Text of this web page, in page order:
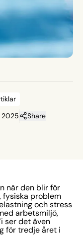
2025 Share
när den blir för
fysiska problem
och stress
arbetsmiljö,
ser det även
för tredje året i